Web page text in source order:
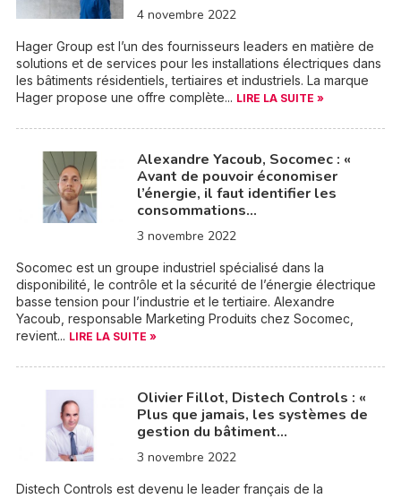
4 novembre 2022
Hager Group est l’un des fournisseurs leaders en matière de
solutions et de services pour les installations électriques dans
les bâtiments résidentiels, tertiaires et industriels. La marque
Hager propose une offre complète... LIRE LA SUITE »
Alexandre Yacoub, Socomec : «
Avant de pouvoir économiser
l’énergie, il faut identifier les
consommations…
3 novembre 2022
Socomec est un groupe industriel spécialisé dans la
disponibilité, le contrôle et la sécurité de l’énergie électrique
basse tension pour l’industrie et le tertiaire. Alexandre
Yacoub, responsable Marketing Produits chez Socomec,
revient... LIRE LA SUITE »
Olivier Fillot, Distech Controls : «
Plus que jamais, les systèmes de
gestion du bâtiment…
3 novembre 2022
Distech Controls est devenu le leader français de la